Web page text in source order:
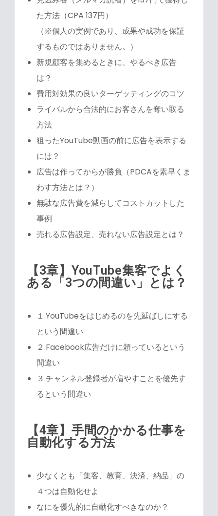
た方法（CPA 137円）
（※個人の実例であり、成果や成功を保証
するものではありません。）
新規顧客を集めるときに、やるべき広告
は？
費用対効果の良いターゲッティングのコツ
ライバルから合法的にお客さんを奪い取る
方法
狙ったYouTube動画の前に広告を表示する
には？
広告は作ってからが勝負（PDCAを素早くま
わす方法とは？）
無駄な広告費を減らしてコストカットした
事例
売れる広告設定、売れない広告設定とは？
【3章】YouTube集客でよく
ある「3つの間違い」とは？
１.YouTubeをはじめるのを先延ばしにする
という間違い
２.Facebook広告だけに頼っているという
間違い
３.チャンネル登録者が増やすことを優先す
るという間違い
【4章】手間のかかる仕事を
自動化する方法
少なくとも「集客、教育、決済、納品」の
４つは自動化せよ
なにを優先的に自動化すべきなのか？